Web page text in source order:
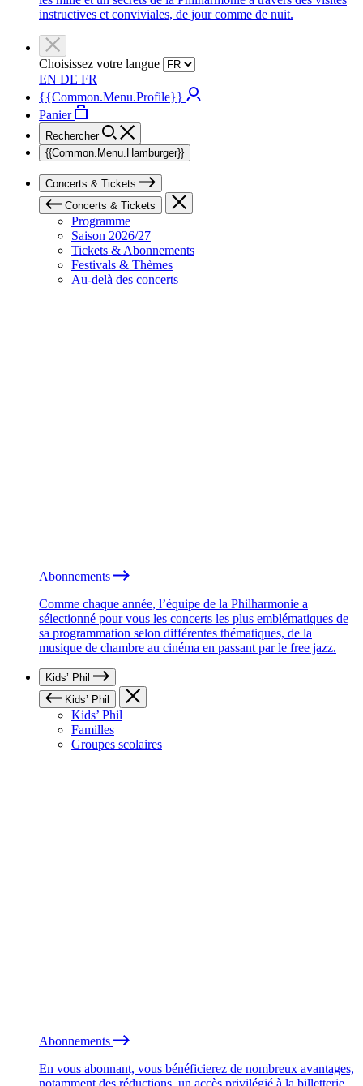
instructives et conviviales, de jour comme de nuit.
Choisissez votre langue
EN DE FR
{{Common.Menu.Profile}}
Panier
Rechercher
{{Common.Menu.Hamburger}}
Concerts & Tickets
Concerts & Tickets
Programme
Saison 2026/27
Tickets & Abonnements
Festivals & Thèmes
Au-delà des concerts
Abonnements
Comme chaque année, l’équipe de la Philharmonie a
sélectionné pour vous les concerts les plus emblématiques de
sa programmation selon différentes thématiques, de la
musique de chambre au cinéma en passant par le free jazz.
Kids’ Phil
Kids’ Phil
Kids’ Phil
Familles
Groupes scolaires
Abonnements
En vous abonnant, vous bénéficierez de nombreux avantages,
notamment des réductions, un accès privilégié à la billetterie.